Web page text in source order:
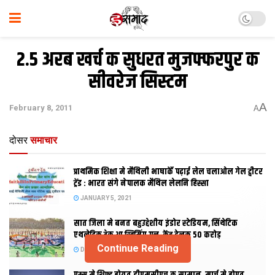
2.5 अरब खर्च क सुधरत मुजफ्फरपुर क
सीवरेज सिस्टम
February 8, 2011 AA
दोसर समाचार
प्राथमिक शि‍क्षा मे मैथि‍ली भाषाकेँ पढ़ाई लेल चलाओल गेल ट्वीटर
ट्रेंड : भारत संगे नेपालक मैथिल लेलनि हिस्सा
JANUARY 5, 2021
सात जिला मे बनत बहुउद्देशीय इंडोर स्‍टेडि‍यम, सिंथेटिक
एथलेटिक ट्रेक आ स्विमिंग पुल, केंद्र देलक 50 करोड़
DECEMBER 26, 2020
Continue Reading